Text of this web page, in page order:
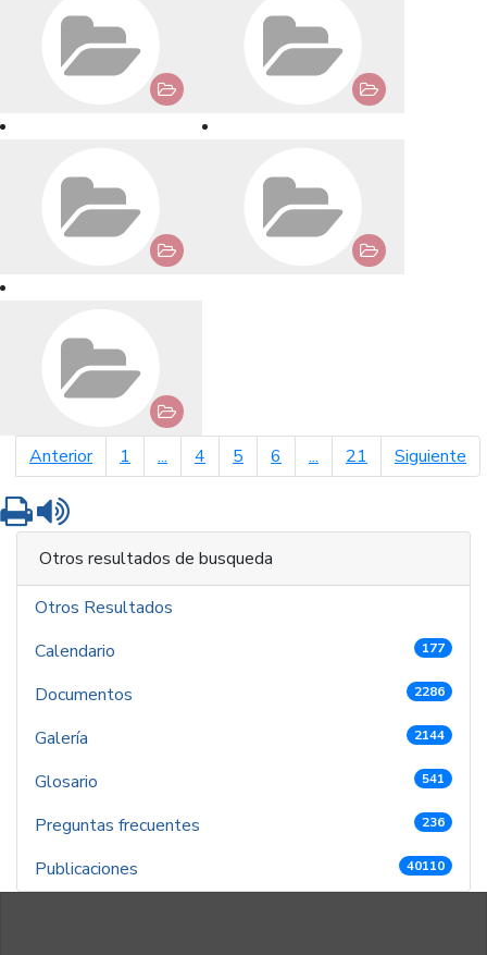
Anteriorpágina anterior
1 ... 4 5 6 ... 21 Siguiente
Imprimir
Otros resultados de busqueda
Otros Resultados
Calendario
177
Documentos 2286
Galería 2144
Glosario 541
Preguntas frecuentes 236
Publicaciones 40110